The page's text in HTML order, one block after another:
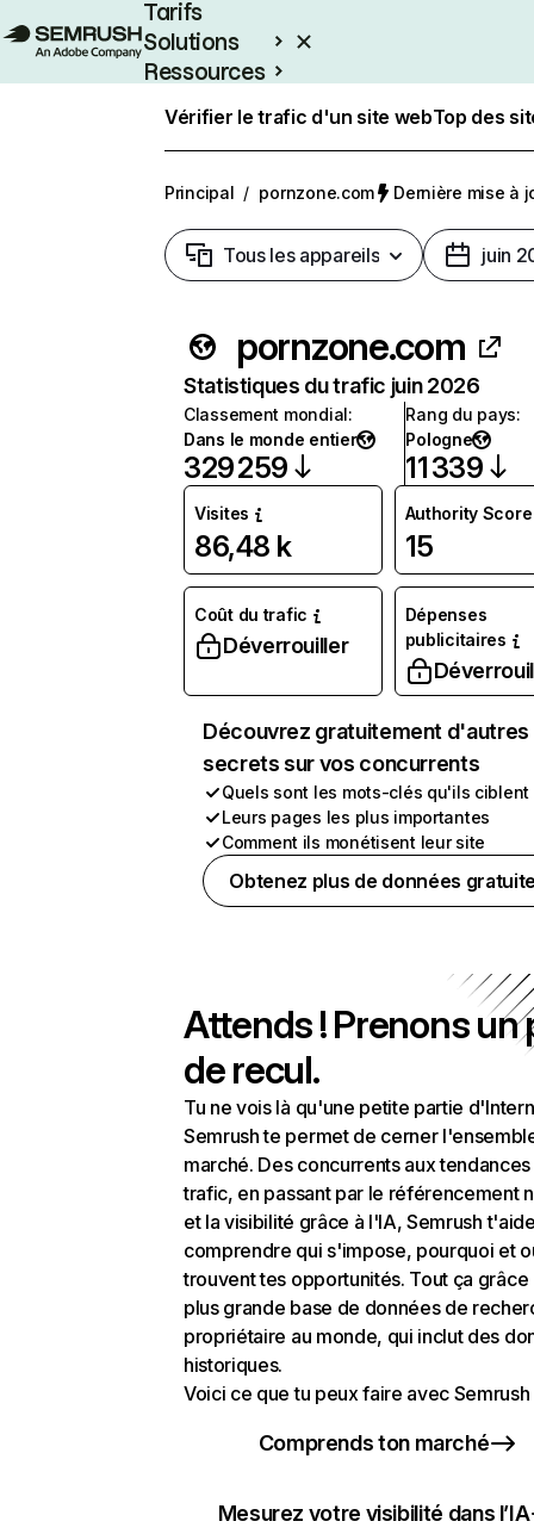
Tarifs
Solutions
Ressources
Vérifier le trafic d'un site webTop des
Principal / pornzone.com Dernière mise à
Tous les appareils juin
pornzone.com
Statistiques du trafic juin 2026
Classement mondial:
Dans le monde entier
329 259
Rang du pays:
Pologne
11 339
Visites
86,48 k
Authority Score
15
Coût du trafic
Déverrouiller
Dépenses
publicitaires
Découvrez gratuitement d'autres
secrets sur vos concurrents
Quels sont les mots-clés qu'ils ciblent
Leurs pages les plus importantes
Comment ils monétisent leur site
Obtenez plus de données
Attends ! Prenons un
de recul.
Tu ne vois là qu'une petite partie
Semrush te permet de cerner
marché. Des concurrents aux
trafic, en passant par le référencement
et la visibilité grâce à l'IA, Semrush
comprendre qui s'impose, pourquoi et
trouvent tes opportunités. Tout ça grâce
plus grande base de données de
propriétaire au monde, qui inclut des
historiques.
Voici ce que tu peux faire avec Semrush
Comprends ton marché
Mesurez votre visibilité dans l’IA